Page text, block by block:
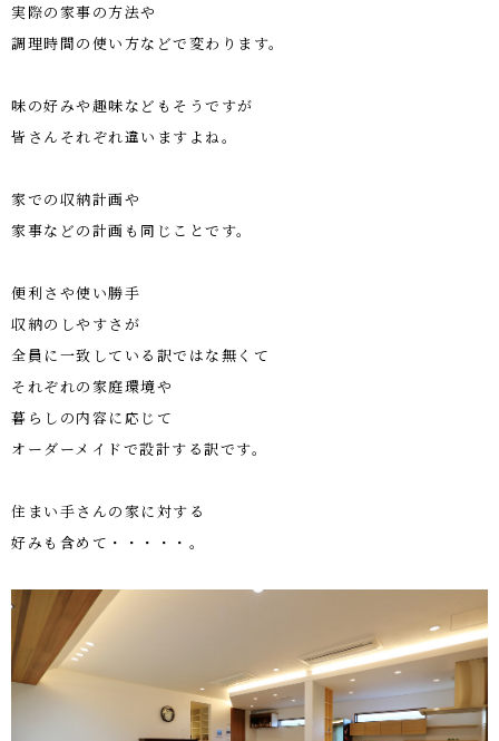
実際の家事の方法や
調理時間の使い方などで変わります。
味の好みや趣味などもそうですが
皆さんそれぞれ違いますよね。
家での収納計画や
家事などの計画も同じことです。
便利さや使い勝手
収納のしやすさが
全員に一致している訳ではな無くて
それぞれの家庭環境や
暮らしの内容に応じて
オーダーメイドで設計する訳です。
住まい手さんの家に対する
好みも含めて・・・・・。